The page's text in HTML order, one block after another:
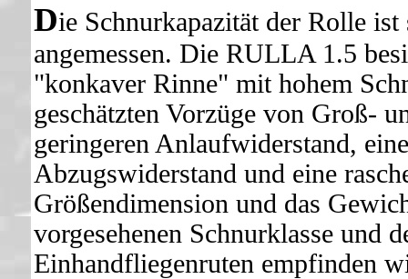
Die Schnurkapazität der Rolle
angemessen. Die RULLA 1.5
"konkaver Rinne" mit hohem
geschätzten Vorzüge von Groß-
geringeren Anlaufwiderstand,
Abzugswiderstand und eine
Größendimension und das
vorgesehenen Schnurklasse und
Einhandfliegenruten empfinden